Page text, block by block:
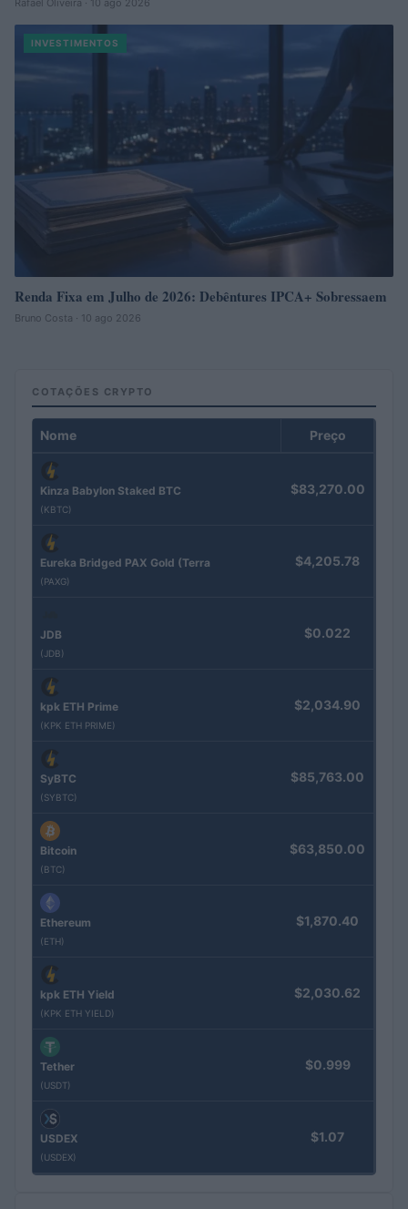
INVESTIMENTOS
Renda Fixa em Julho de 2026: Debêntures IPCA+ Sobressaem
Bruno Costa · 10 ago 2026
COTAÇÕES CRYPTO
Nome Preço
Kinza Babylon Staked BTC
(KBTC)
$83,270.00
Eureka Bridged PAX Gold (Terra
(PAXG)
$4,205.78
JDB
(JDB)
$0.022
kpk ETH Prime
(KPK ETH PRIME)
$2,034.90
SyBTC
(SYBTC)
$85,763.00
Bitcoin
(BTC)
$63,850.00
Ethereum
(ETH)
$1,870.40
kpk ETH Yield
(KPK ETH YIELD)
$2,030.62
Tether
(USDT)
$0.999
USDEX
(USDEX)
$1.07